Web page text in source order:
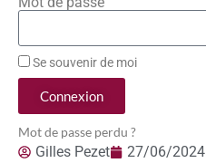
Se souvenir de moi
Connexion
Mot de passe perdu ?
Gilles Pezet 27/06/2024